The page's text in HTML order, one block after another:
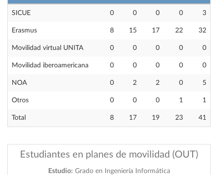
SICUE 0 0 0 0 3
Erasmus 8 15 17 22 32
Movilidad virtual UNITA 0 0 0 0 0
Movilidad iberoamericana 0 0 0 0 0
NOA 0 2 2 0 5
Otros 0 0 0 1 1
Total 8 17 19 23 41
Estudiantes en planes de movilidad (OUT)
Estudio: Grado en Ingeniería Informática